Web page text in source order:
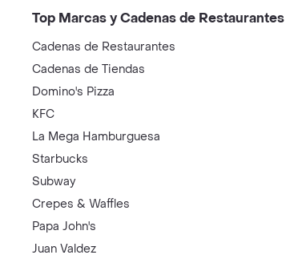
Top Marcas y Cadenas de Restaurantes
Cadenas de Restaurantes
Cadenas de Tiendas
Domino's Pizza
KFC
La Mega Hamburguesa
Starbucks
Subway
Crepes & Waffles
Papa John's
Juan Valdez